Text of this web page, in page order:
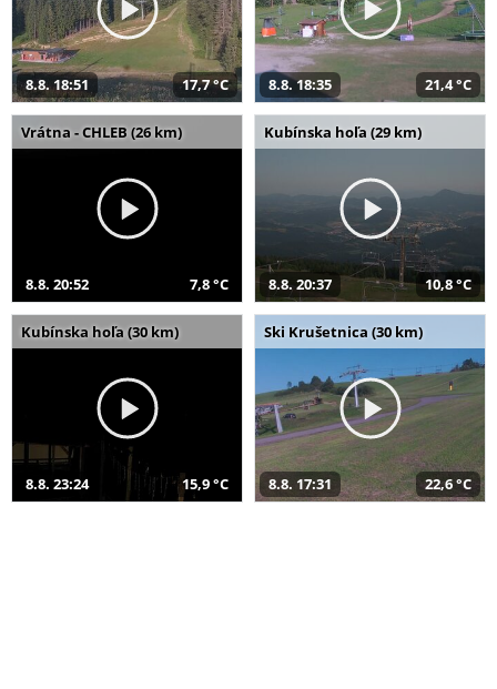
8.8. 18:51 17,7 °C 8.8. 18:35 21,4 °C
Vrátna - CHLEB (26 km)
8.8. 20:52 7,8 °C
Kubínska hoľa (29 km)
8.8. 20:37 10,8 °C
Kubínska hoľa (30 km)
8.8. 23:24 15,9 °C
Ski Krušetnica (30 km)
8.8. 17:31 22,6 °C